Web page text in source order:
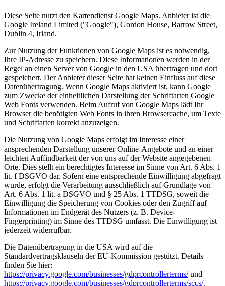
Diese Seite nutzt den Kartendienst Google Maps. Anbieter ist die
Google Ireland Limited ("Google"), Gordon House, Barrow Street,
Dublin 4, Irland.
Zur Nutzung der Funktionen von Google Maps ist es notwendig,
Ihre IP-Adresse zu speichern. Diese Informationen werden in der
Regel an einen Server von Google in den USA übertragen und dort
gespeichert. Der Anbieter dieser Seite hat keinen Einfluss auf diese
Datenübertragung. Wenn Google Maps aktiviert ist, kann Google
zum Zwecke der einheitlichen Darstellung der Schriftarten Google
Web Fonts verwenden. Beim Aufruf von Google Maps lädt Ihr
Browser die benötigten Web Fonts in ihren Browsercache, um Texte
und Schriftarten korrekt anzuzeigen.
Die Nutzung von Google Maps erfolgt im Interesse einer
ansprechenden Darstellung unserer Online-Angebote und an einer
leichten Auffindbarkeit der von uns auf der Website angegebenen
Orte. Dies stellt ein berechtigtes Interesse im Sinne von Art. 6 Abs. 1
lit. f DSGVO dar. Sofern eine entsprechende Einwilligung abgefragt
wurde, erfolgt die Verarbeitung ausschließlich auf Grundlage von
Art. 6 Abs. 1 lit. a DSGVO und § 25 Abs. 1 TTDSG, soweit die
Einwilligung die Speicherung von Cookies oder den Zugriff auf
Informationen im Endgerät des Nutzers (z. B. Device-
Fingerprinting) im Sinne des TTDSG umfasst. Die Einwilligung ist
jederzeit widerrufbar.
Die Datenübertragung in die USA wird auf die
Standardvertragsklauseln der EU-Kommission gestützt. Details
finden Sie hier:
https://privacy.google.com/businesses/gdprcontrollerterms/und
https://privacy.google.com/businesses/gdprcontrollerterms/sccs/.